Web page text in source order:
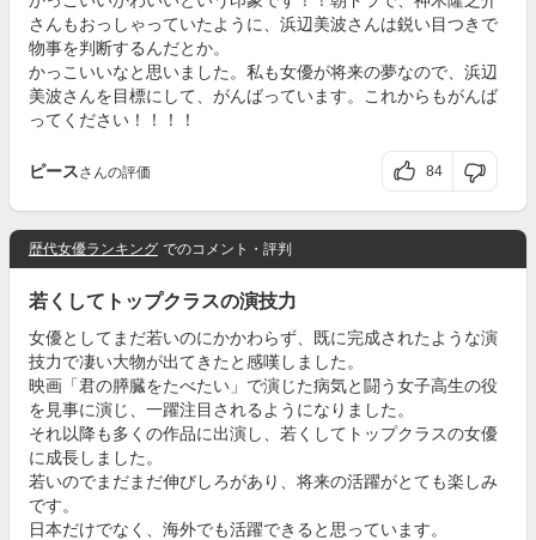
さんもおっしゃっていたように、浜辺美波さんは鋭い目つきで
物事を判断するんだとか。
かっこいいなと思いました。私も女優が将来の夢なので、浜辺
美波さんを目標にして、がんばっています。これからもがんば
ってください！！！！
ピースさんの評価 84
歴代女優ランキング でのコメント・評判
若くしてトップクラスの演技力
女優としてまだ若いのにかかわらず、既に完成されたような演
技力で凄い大物が出てきたと感嘆しました。
映画「君の膵臓をたべたい」で演じた病気と闘う女子高生の役
を見事に演じ、一躍注目されるようになりました。
それ以降も多くの作品に出演し、若くしてトップクラスの女優
に成長しました。
若いのでまだまだ伸びしろがあり、将来の活躍がとても楽しみ
です。
日本だけでなく、海外でも活躍できると思っています。